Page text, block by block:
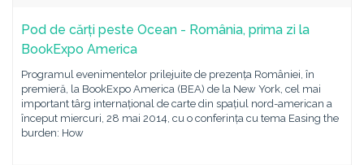
Pod de cărți peste Ocean - România, prima zi la
BookExpo America
Programul evenimentelor prilejuite de prezența României, în
premieră, la BookExpo America (BEA) de la New York, cel mai
important târg internațional de carte din spațiul nord-american a
început miercuri, 28 mai 2014, cu o conferința cu tema Easing the
burden: How